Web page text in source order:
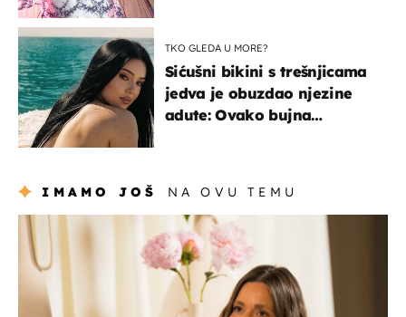
TKO GLEDA U MORE?
Sićušni bikini s trešnjicama
jedva je obuzdao njezine
adute: Ovako bujna
IMAMO JOŠ NA OVU TEMU
moda & ljepota